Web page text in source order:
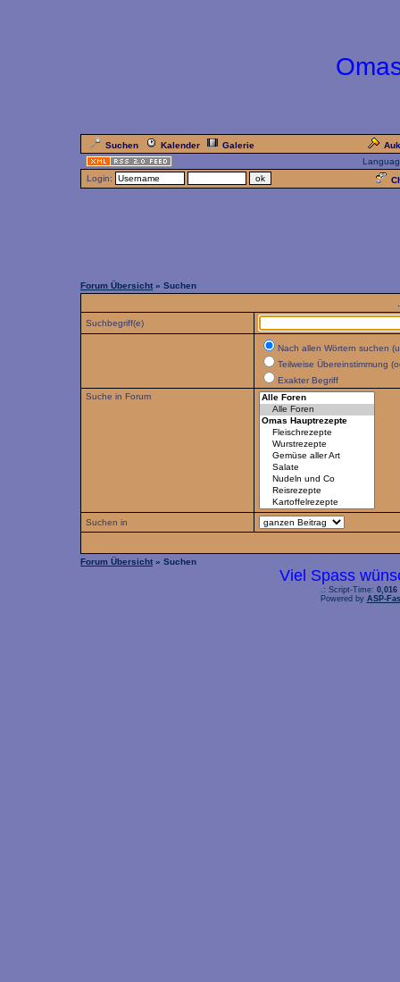
Suchen Kalender Galerie
Login:
Forum Übersicht » Suchen
Suchbegriff(e)
Nach allen Wörtern suchen
Teilweise Übereinstimmung
Exakter Begriff
Suche in Forum
Suchen in
Forum Übersicht » Suchen
Viel Spass
.: Script-Time: 0,016
Powered by ASP-